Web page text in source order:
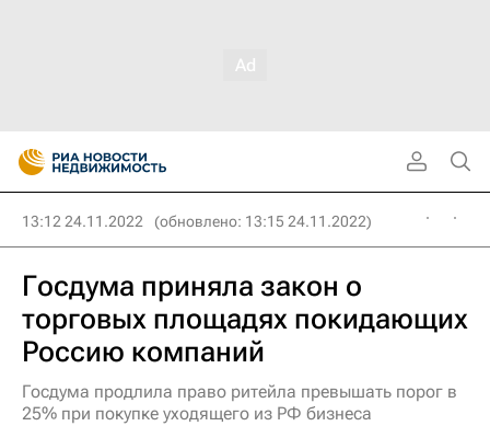
13:12 24.11.2022 (обновлено: 13:15 24.11.2022)
Госдума приняла закон о
торговых площадях покидающих
Россию компаний
Госдума продлила право ритейла превышать порог в
25% при покупке уходящего из РФ бизнеса